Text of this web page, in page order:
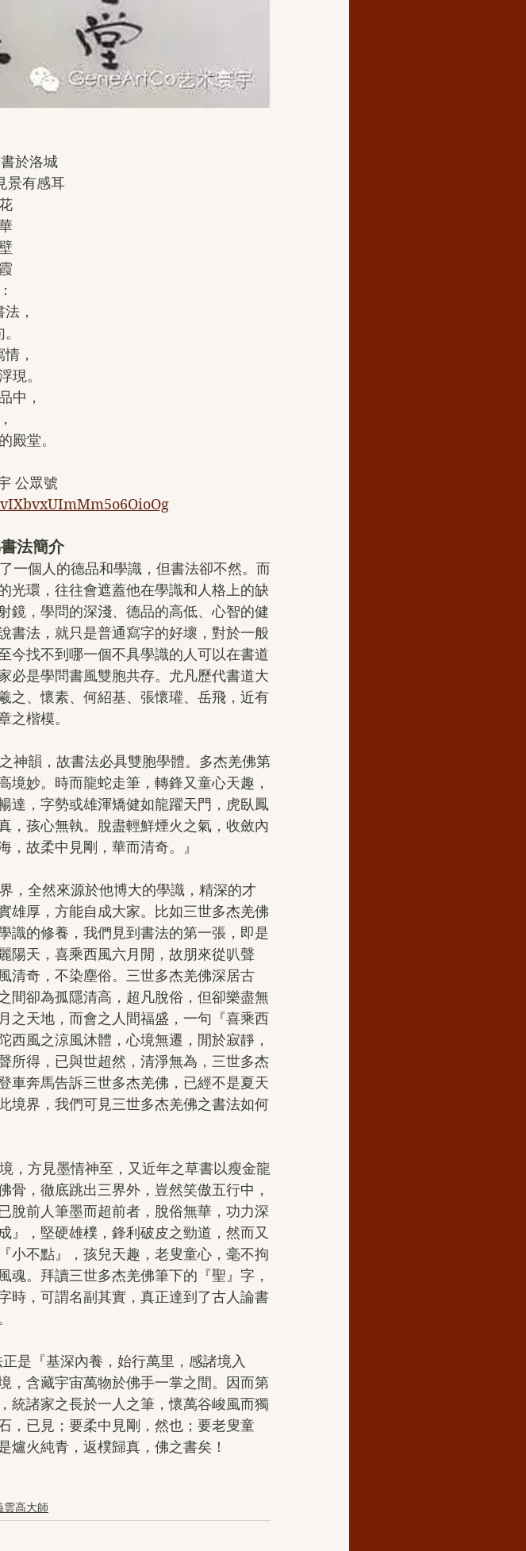
於洛城
景有感耳
，
，
現。
中，
殿堂。
公眾號
法簡介
光環，往往會遮蓋他在學識和人格上的缺
鏡，學問的深淺、德品的高低、心智的健
書法，就只是普通寫字的好壞，對於一般
今找不到哪一個不具學識的人可以在書道
必是學問書風雙胞共存。尤凡歷代書道大
之、懷素、何紹基、張懷瓘、岳飛，近有
之楷模。
妙。時而龍蛇走筆，轉鋒又童心天趣，
達，字勢或雄渾矯健如龍躍天門，虎臥鳳
，孩心無執。脫盡輕鮮煙火之氣，收斂內
故柔中見剛，華而清奇。』
，全然來源於他博大的學識，精深的才
雄厚，方能自成大家。比如三世多杰羌佛
識的修養，我們見到書法的第一張，即是
陽天，喜乘西風六月閒，故朋來從叭聲
清奇，不染塵俗。三世多杰羌佛深居古
間卻為孤隱清高，超凡脫俗，但卻樂盡無
之天地，而會之人間福盛，一句『喜乘西
西風之涼風沐體，心境無遷，閒於寂靜，
所得，已與世超然，清淨無為，三世多杰
車奔馬告訴三世多杰羌佛，已經不是夏天
境界，我們可見三世多杰羌佛之書法如何
，方見墨情神至，又近年之草書以瘦金龍
，徹底跳出三界外，豈然笑傲五行中，
脫前人筆墨而超前者，脫俗無華，功力深
』，堅硬雄樸，鋒利破皮之勁道，然而又
小不點』，孩兒天趣，老叟童心，毫不拘
。拜讀三世多杰羌佛筆下的『聖』字，
時，可謂名副其實，真正達到了古人論書
，含藏宇宙萬物於佛手一掌之間。因而第
統諸家之長於一人之筆，懷萬谷峻風而獨
，已見；要柔中見剛，然也；要老叟童
爐火純青，返樸歸真，佛之書矣！
雲高大師